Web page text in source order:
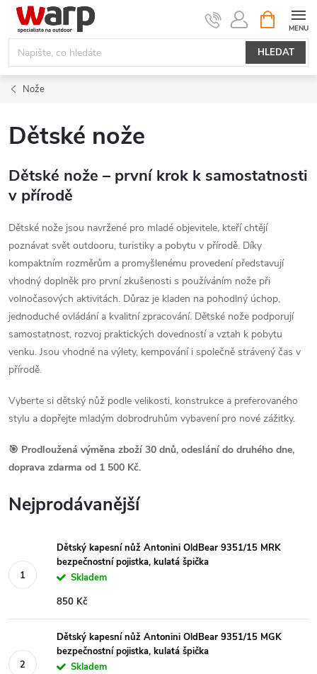
Přejít
obsah
HLEDAT
NÁKUPNÍ
KOŠÍK
Nože
Dětské nože
Dětské nože – první krok k samostatnosti
v přírodě
Dětské nože jsou navržené pro mladé objevitele, kteří chtějí
poznávat svět outdooru, turistiky a pobytu v přírodě. Díky
kompaktním rozměrům a promyšlenému provedení představují
vhodný doplněk pro první zkušenosti s používáním nože při
volnočasových aktivitách. Důraz je kladen na pohodlný úchop,
jednoduché ovládání a kvalitní zpracování. Dětské nože podporují
samostatnost, rozvoj praktických dovedností a vztah k pobytu
venku. Jsou vhodné na výlety, kempování i společně strávený čas v
přírodě.
Vyberte si dětský nůž podle velikosti, konstrukce a preferovaného
stylu a dopřejte mladým dobrodruhům vybavení pro nové zážitky.
🎯 Prodloužená výměna zboží 30 dnů, odeslání do druhého dne,
doprava zdarma od 1 500 Kč.
Nejprodávanější
Dětský kapesní nůž Antonini OldBear 9351/15 MRK
bezpečnostní pojistka, kulatá špička
Skladem
850 Kč
Dětský kapesní nůž Antonini OldBear 9351/15 MGK
bezpečnostní pojistka, kulatá špička
Skladem